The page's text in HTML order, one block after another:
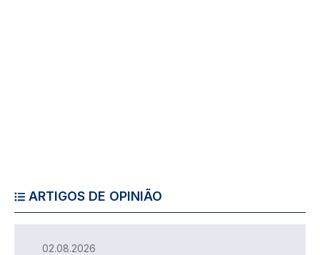
ARTIGOS DE OPINIÃO
02.08.2026